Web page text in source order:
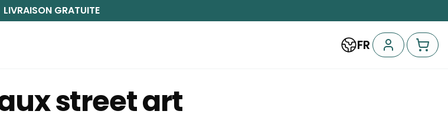
LIVRAISON GRATUITE
FR
street art